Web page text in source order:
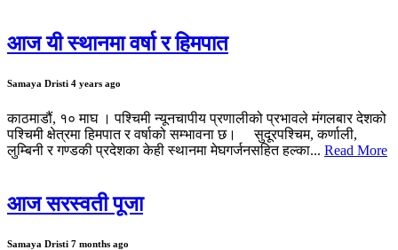
आज यी स्थानमा वर्षा र हिमपात
Samaya Dristi 4 years ago
काठमाडौं, १० माघ । पश्चिमी न्यूनचापीय प्रणालीको प्रभावले मंगलबार देशको
पश्चिमी क्षेत्रमा हिमपात र वर्षाको सम्भावना छ। सुदूरपश्चिम, कर्णाली,
लुम्बिनी र गण्डकी प्रदेशका केही स्थानमा मेघगर्जनसहित हल्का... Read More
आज सरस्वती पूजा
Samaya Dristi 7 months ago